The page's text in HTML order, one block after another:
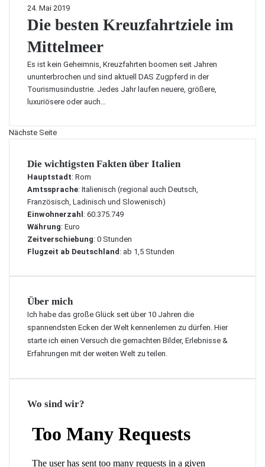
t
l
n
m
a
c
h
n
?
ü
r
e
i
n
e
n
r
l
u
b
i
n
I
t
a
l
e
d
a
s
e
e
–
t
r
a
m
h
f
t
e
A
l
t
s
t
d
&
T
o
u
r
s
e
m
D
i
e
b
r
z
f
a
h
r
t
z
i
e
i
m
M
i
t
e
m
24. Mai 2019
Die besten Kreuzfahrtziele im
Mittelmeer
Es ist kein Geheimnis, Kreuzfahrten boomen seit Jahren
ununterbrochen und sind aktuell DAS Zugpferd in der
Tourismusindustrie. Jedes Jahr laufen neuere, größere,
luxuriösere oder auch…
Nächste Seite
Die wichtigsten Fakten über Italien
Hauptstadt: Rom
Amtssprache: Italienisch (regional auch Deutsch,
Französisch, Ladinisch und Slowenisch)
Einwohnerzahl : 60.375.749
Währung: Euro
Zeitverschiebung: 0 Stunden
Flugzeit ab Deutschland : ab 1,5 Stunden
Über mich
Ich habe das große Glück seit über 10 Jahren die
spannendsten Ecken der Welt kennenlernen zu dürfen. Hier
starte ich einen Versuch die gemachten Bilder, Erlebnisse &
Erfahrungen mit der weiten Welt zu teilen.
Wo sind wir?